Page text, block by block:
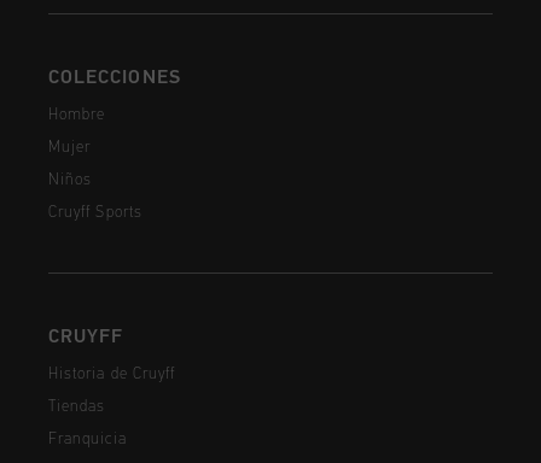
COLECCIONES
Hombre
Mujer
Niños
Cruyff Sports
CRUYFF
Historia de Cruyff
Tiendas
Franquicia